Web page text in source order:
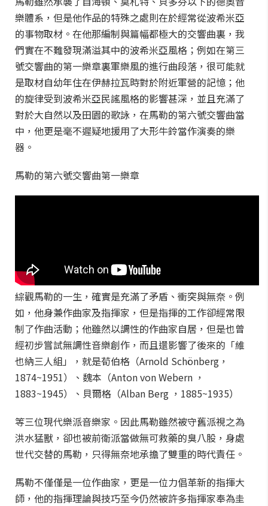
樂體系，但是他作品的特殊之處則在於經常從波希米亞
的事物取材。在他那編制與篇幅都極大的交響曲裏，我
們實在不難發現滿溢其中的波希米亞風格；例如在第三
號交響曲的第一樂章裏軍樂風的進行曲段落，很可能就
是取材自幼年住在伊赫拉瓦時對於附近軍營的記憶；他
的旋律受到波希米亞民謠風格的影響甚深，並且充滿了
對於大自然以及田園的歌詠，在馬勒的第六號交響曲當
中，他更是毫不遲疑地援用了大形牛鈴當作演奏的樂
器。
馬勒的第六號交響曲第一樂章
綜觀馬勒的一生，確實是充滿了矛盾、衝突與無奈。例
如，他身兼作曲家及指揮家，但是指揮的工作卻經常限
制了作曲活動；他雖然以調性的作曲家自居，但是也曾
經初步嘗試無調性音樂創作，而且還影響了後來的「維
也納三人組」，就是荀伯格（Arnold Schönberg，
1874~1951）、魏本（Anton von Webern ，
1883~1945）、貝爾格（Alban Berg ，1885~1935）
等三位現代樂派音樂家。因此馬勒雖然被守舊派視之為
洪水猛獸，卻也被前衛派當做無可救藥的臭八股，身處
世代交替的馬勒，只得無奈地承擔了雙重的時代責任。
馬勒不僅僅是一位作曲家，更是一位力倡革新的指揮大
師，他的指揮理論與技巧至今仍然被許多指揮家奉為圭